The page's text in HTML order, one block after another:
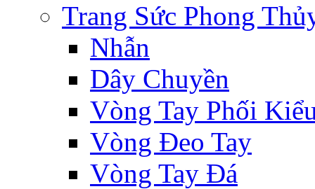
Trang Sức Phong
Nhẫn
Dây Chuyền
Vòng Tay Phối
Vòng Đeo Tay
Vòng Tay Đá